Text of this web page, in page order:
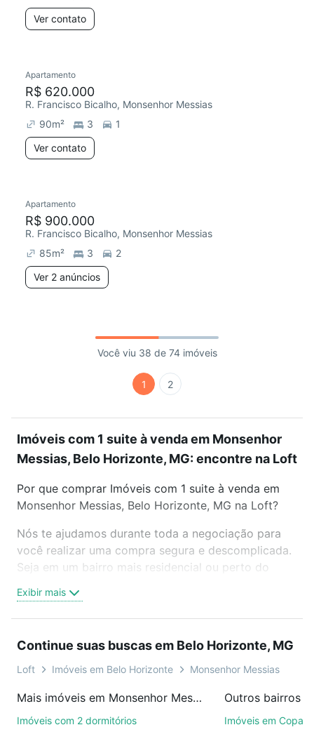
Ver contato
Apartamento
R$ 620.000
R. Francisco Bicalho, Monsenhor Messias
90m² 3
1
Ver contato
Apartamento
R$ 900.000
R. Francisco Bicalho, Monsenhor Messias
85m² 3
2
Ver 2 anúncios
Você viu 38 de 74 imóveis
1 2
Imóveis com 1 suite à venda em Monsenhor
Messias, Belo Horizonte, MG: encontre na Loft
Por que comprar Imóveis com 1 suite à venda em
Monsenhor Messias, Belo Horizonte, MG na Loft?
Nós te ajudamos durante toda a negociação para
você realizar uma compra segura e descomplicada.
Seja em um bairro mais residencial ou perto do
oferta ideal de Imóveis com 1 suite à venda em
Monsenhor Messias, Belo Horizonte, MG para
ou por videochamada, é grátis, sem compromisso e
você ainda conta com mais de 46 mil corretores e
de imóveis.
Exibir mais
Continue suas buscas em Belo Horizonte, MG
Loft Imóveis em Belo Horizonte Monsenhor Messias
Mais imóveis em Monsenhor Messias
Imóveis com 2 dormitórios
Imóveis em